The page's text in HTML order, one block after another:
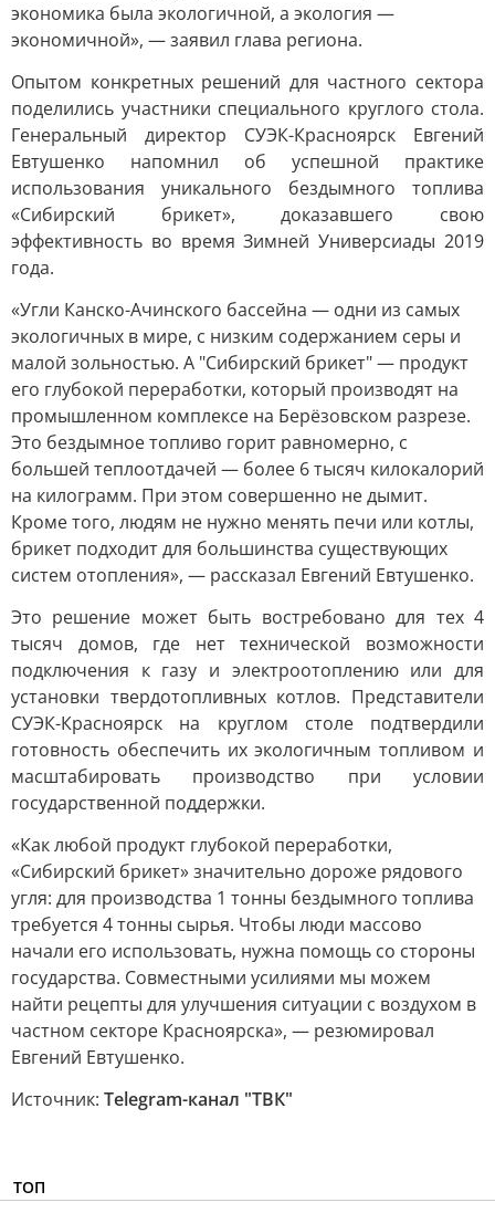
экономика была экологичной, а экология —
экономичной», — заявил глава региона.
Опытом конкретных решений для частного сектора
поделились участники специального круглого стола.
Генеральный директор СУЭК-Красноярск Евгений
Евтушенко напомнил об успешной практике
использования уникального бездымного топлива
«Сибирский брикет», доказавшего свою
эффективность во время Зимней Универсиады 2019
года.
«Угли Канско-Ачинского бассейна — одни из самых
экологичных в мире, с низким содержанием серы и
малой зольностью. А "Сибирский брикет" — продукт
его глубокой переработки, который производят на
промышленном комплексе на Берёзовском разрезе.
Это бездымное топливо горит равномерно, с
большей теплоотдачей — более 6 тысяч килокалорий
на килограмм. При этом совершенно не дымит.
Кроме того, людям не нужно менять печи или котлы,
брикет подходит для большинства существующих
систем отопления», — рассказал Евгений Евтушенко.
Это решение может быть востребовано для тех 4
тысяч домов, где нет технической возможности
подключения к газу и электроотоплению или для
установки твердотопливных котлов. Представители
СУЭК-Красноярск на круглом столе подтвердили
готовность обеспечить их экологичным топливом и
масштабировать производство при условии
государственной поддержки.
«Как любой продукт глубокой переработки,
«Сибирский брикет» значительно дороже рядового
угля: для производства 1 тонны бездымного топлива
требуется 4 тонны сырья. Чтобы люди массово
начали его использовать, нужна помощь со стороны
государства. Совместными усилиями мы можем
найти рецепты для улучшения ситуации с воздухом в
частном секторе Красноярска», — резюмировал
Евгений Евтушенко.
Источник: Telegram-канал "ТВК"
ТОП